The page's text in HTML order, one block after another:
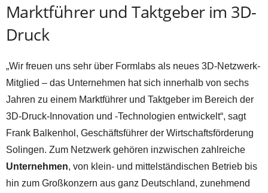
Marktführer und Taktgeber im 3D-
Druck
„Wir freuen uns sehr über Formlabs als neues 3D-Netzwerk-
Mitglied – das Unternehmen hat sich innerhalb von sechs
Jahren zu einem Marktführer und Taktgeber im Bereich der
3D-Druck-Innovation und -Technologien entwickelt“, sagt
Frank Balkenhol, Geschäftsführer der Wirtschaftsförderung
Solingen. Zum Netzwerk gehören inzwischen zahlreiche
Unternehmen, von klein- und mittelständischen Betrieb bis
hin zum Großkonzern aus ganz Deutschland, zunehmend